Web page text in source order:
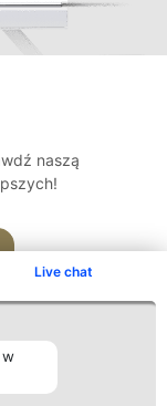
Live chat
w
naszą